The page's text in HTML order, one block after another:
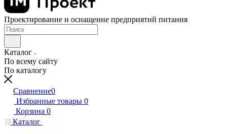
Проектирование и оснащение предприятий питания
Каталог
По всему сайту
По каталогу
Сравнение0
Избранные товары 0
Корзина 0
Каталог